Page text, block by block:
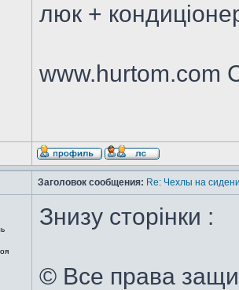
люк +
www.hurtom.com
Заголовок сообщения: Re: Чехлы на
Знизу сторінки :
© Все права